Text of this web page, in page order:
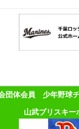
団体会員 少年野球
山武ブリスキー